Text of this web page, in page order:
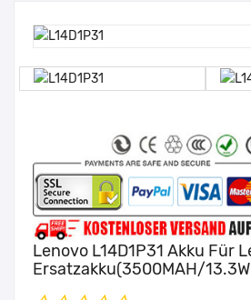
Lenovo L14D1P31 Akku Für
Ersatzakku(3500MAH/